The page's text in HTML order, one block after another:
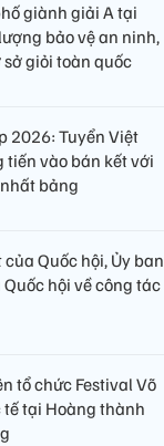
giành giải A tại
bảo vệ an ninh,
giỏi toàn quốc
2026: Tuyển Việt
tiến vào bán kết với
bảng
Quốc hội, Ủy ban
hội về công tác
tổ chức Festival Võ
tại Hoàng thành